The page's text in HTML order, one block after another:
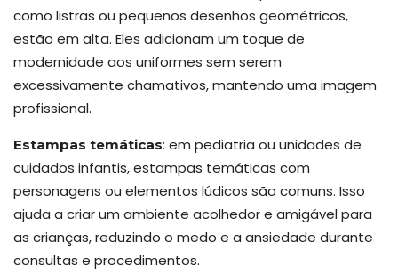
como listras ou pequenos desenhos geométricos,
estão em alta. Eles adicionam um toque de
modernidade aos uniformes sem serem
excessivamente chamativos, mantendo uma imagem
profissional.
Estampas temáticas: em pediatria ou unidades de
cuidados infantis, estampas temáticas com
personagens ou elementos lúdicos são comuns. Isso
ajuda a criar um ambiente acolhedor e amigável para
as crianças, reduzindo o medo e a ansiedade durante
consultas e procedimentos.